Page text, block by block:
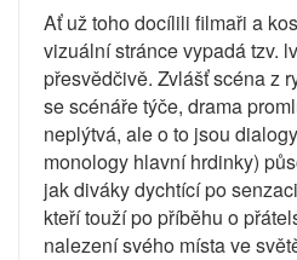
Ať už toho docílili filmaři a
vizuální stránce vypadá tzv.
přesvědčivě. Zvlášť scéna z
se scénáře týče, drama
neplýtvá, ale o to jsou
monology hlavní hrdinky)
jak diváky dychtící po
kteří touží po příběhu o
nalezení svého místa ve